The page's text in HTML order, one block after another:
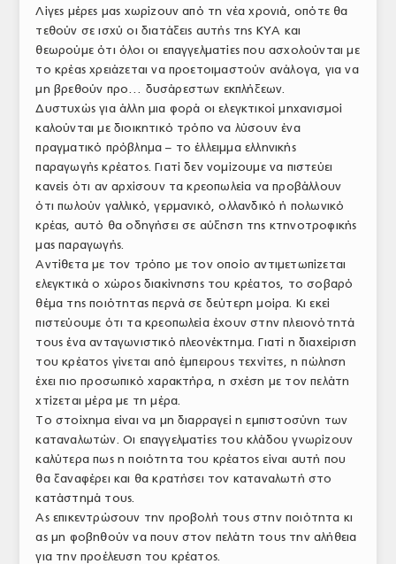
Λίγες μέρες μας χωρίζουν από τη νέα χρονιά, οπότε θα
τεθούν σε ισχύ οι διατάξεις αυτής της ΚΥΑ και
θεωρούμε ότι όλοι οι επαγγελματίες που ασχολούνται με
το κρέας χρειάζεται να προετοιμαστούν ανάλογα, για να
μη βρεθούν προ… δυσάρεστων εκπλήξεων.
Δυστυχώς για άλλη μια φορά οι ελεγκτικοί μηχανισμοί
καλούνται με διοικητικό τρόπο να λύσουν ένα
πραγματικό πρόβλημα – το έλλειμμα ελληνικής
παραγωγής κρέατος. Γιατί δεν νομίζουμε να πιστεύει
κανείς ότι αν αρχίσουν τα κρεοπωλεία να προβάλλουν
ότι πωλούν γαλλικό, γερμανικό, ολλανδικό ή πολωνικό
κρέας, αυτό θα οδηγήσει σε αύξηση της κτηνοτροφικής
μας παραγωγής.
Αντίθετα με τον τρόπο με τον οποίο αντιμετωπίζεται
ελεγκτικά ο χώρος διακίνησης του κρέατος, το σοβαρό
θέμα της ποιότητας περνά σε δεύτερη μοίρα. Κι εκεί
πιστεύουμε ότι τα κρεοπωλεία έχουν στην πλειονότητά
τους ένα ανταγωνιστικό πλεονέκτημα. Γιατί η διαχείριση
του κρέατος γίνεται από έμπειρους τεχνίτες, η πώληση
έχει πιο προσωπικό χαρακτήρα, η σχέση με τον πελάτη
χτίζεται μέρα με τη μέρα.
Το στοίχημα είναι να μη διαρραγεί η εμπιστοσύνη των
καταναλωτών. Οι επαγγελματίες του κλάδου γνωρίζουν
καλύτερα πως η ποιότητα του κρέατος είναι αυτή που
θα ξαναφέρει και θα κρατήσει τον καταναλωτή στο
κατάστημά τους.
Ας επικεντρώσουν την προβολή τους στην ποιότητα κι
ας μη φοβηθούν να πουν στον πελάτη τους την αλήθεια
για την προέλευση του κρέατος.